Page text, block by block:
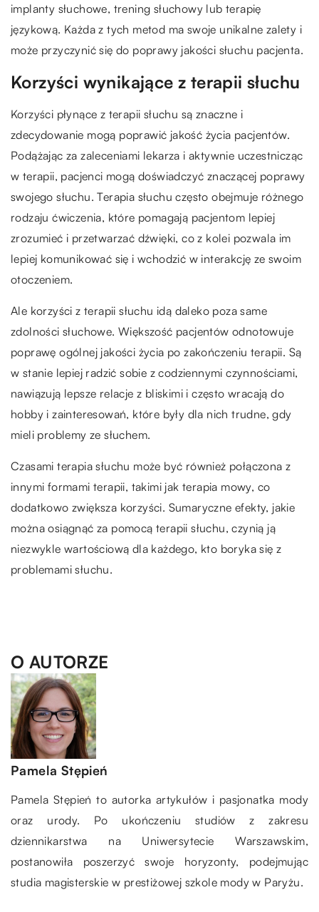
implanty słuchowe, trening słuchowy lub terapię
językową. Każda z tych metod ma swoje unikalne zalety i
może przyczynić się do poprawy jakości słuchu pacjenta.
Korzyści wynikające z terapii słuchu
Korzyści płynące z terapii słuchu są znaczne i
zdecydowanie mogą poprawić jakość życia pacjentów.
Podążając za zaleceniami lekarza i aktywnie uczestnicząc
w terapii, pacjenci mogą doświadczyć znaczącej poprawy
swojego słuchu. Terapia słuchu często obejmuje różnego
rodzaju ćwiczenia, które pomagają pacjentom lepiej
zrozumieć i przetwarzać dźwięki, co z kolei pozwala im
lepiej komunikować się i wchodzić w interakcję ze swoim
otoczeniem.
Ale korzyści z terapii słuchu idą daleko poza same
zdolności słuchowe. Większość pacjentów odnotowuje
poprawę ogólnej jakości życia po zakończeniu terapii. Są
w stanie lepiej radzić sobie z codziennymi czynnościami,
nawiązują lepsze relacje z bliskimi i często wracają do
hobby i zainteresowań, które były dla nich trudne, gdy
mieli problemy ze słuchem.
Czasami terapia słuchu może być również połączona z
innymi formami terapii, takimi jak terapia mowy, co
dodatkowo zwiększa korzyści. Sumaryczne efekty, jakie
można osiągnąć za pomocą terapii słuchu, czynią ją
niezwykle wartościową dla każdego, kto boryka się z
problemami słuchu.
O AUTORZE
Pamela Stępień
Pamela Stępień to autorka artykułów i pasjonatka mody
oraz urody. Po ukończeniu studiów z zakresu
dziennikarstwa na Uniwersytecie Warszawskim,
postanowiła poszerzyć swoje horyzonty, podejmując
studia magisterskie w prestiżowej szkole mody w Paryżu.